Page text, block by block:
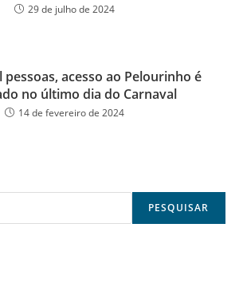
29 de julho de 2024
pessoas, acesso ao Pelourinho é
no último dia do Carnaval
14 de fevereiro de 2024
PESQUISAR